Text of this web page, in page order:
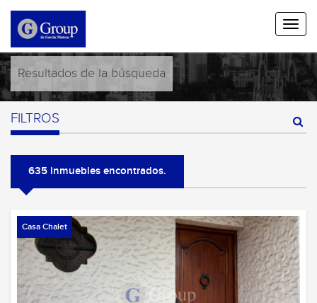
Resultados de la búsqueda
FILTROS
635 inmuebles encontrados.
Casa Chalet